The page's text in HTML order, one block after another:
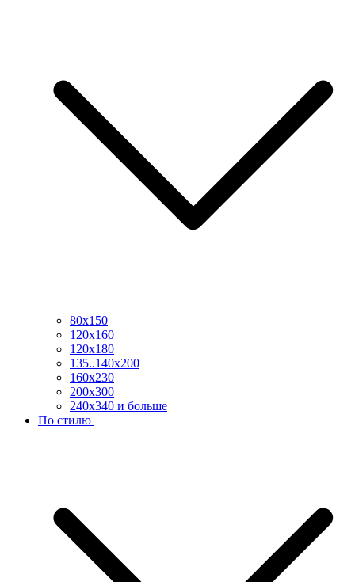
80х150
120х160
120х180
135..140х200
160х230
200х300
240х340 и больше
По стилю